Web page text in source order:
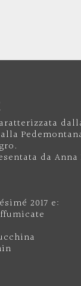
da Anna
2017 e: